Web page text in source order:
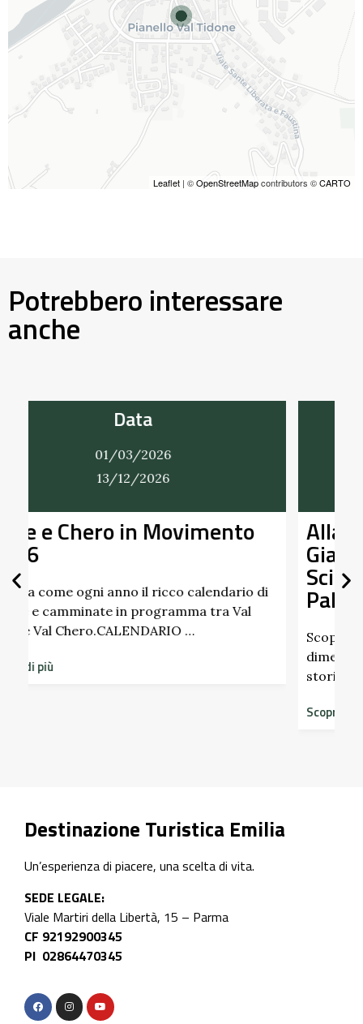
Leaflet | ©OpenStreetMapcontributors ©CARTO
Potrebbero interessare
anche
01/03/2026
31/12/2026
Alla Scoperta dei Profumi del
Pallavicino
Scopri i profumi inaspettati di erbe e frutti
dimenticati radicati da secoli. Nel giardino
storico del Castello di Scipione …
Destinazione Turistica Emilia
Un’esperienza di piacere, una scelta di vita.
SEDE LEGALE:
Viale Martiri della Libertà, 15 – Parma
CF 92192900345
PI 02864470345